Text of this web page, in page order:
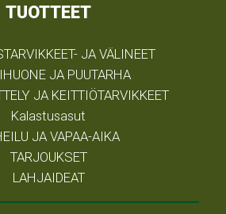
TUOTTEET
JA VÄLINEET
JA PUUTARHA
JA KEITTIÖTARVIKKEET
Kalastusasut
JA VAPAA-AIKA
TARJOUKSET
LAHJAIDEAT